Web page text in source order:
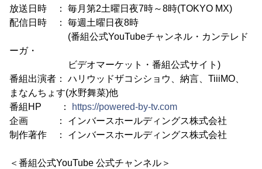
放送日時 ： 毎月第2土曜日夜7時～8時(TOKYO MX)
配信日時 ： 毎週土曜日夜8時
(番組公式YouTubeチャンネル・カンテレド
ーガ・
ビデオマーケット・番組公式サイト)
番組出演者： ハリウッドザコシショウ、納言、TiiiMO、
まなんちょす(水野舞菜)他
番組HP ：
https://powered-by-tv.com
企画 ： インバースホールディングス株式会社
制作著作 ： インバースホールディングス株式会社
＜番組公式YouTube 公式チャンネル＞